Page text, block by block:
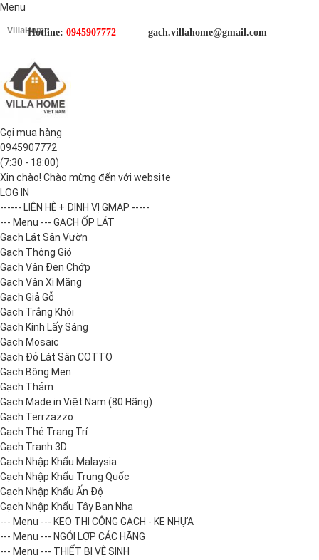
Menu
Hotline: 0945907772 gach.villahome@gmail.com
Gọi mua hàng
0945907772
(7:30 - 18:00)
Xin chào! Chào mừng đến với website
LOG IN
------ LIÊN HỆ + ĐỊNH VỊ GMAP -----
--- Menu --- GẠCH ỐP LÁT
Gạch Lát Sân Vườn
Gạch Thông Gió
Gạch Vân Đen Chớp
Gạch Vân Xi Măng
Gạch Giả Gỗ
Gạch Trắng Khói
Gạch Kính Lấy Sáng
Gạch Mosaic
Gạch Đỏ Lát Sân COTTO
Gạch Bông Men
Gạch Thảm
Gạch Made in Việt Nam (80 Hãng)
Gạch Terrzazzo
Gạch Thẻ Trang Trí
Gạch Tranh 3D
Gạch Nhập Khẩu Malaysia
Gạch Nhập Khẩu Trung Quốc
Gạch Nhập Khẩu Ấn Độ
Gạch Nhập Khẩu Tây Ban Nha
--- Menu --- KEO THI CÔNG GẠCH - KE NHỰA
--- Menu --- NGÓI LỢP CÁC HÃNG
--- Menu --- THIẾT BỊ VỆ SINH